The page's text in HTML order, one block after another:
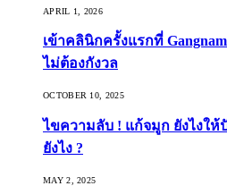
APRIL 1, 2026
เข้าคลินิกครั้งแรกที่
ไม่ต้องกังวล
OCTOBER 10, 2025
ไขความลับ ! แก้จมูก ยังไงให้
ยังไง ?
MAY 2, 2025